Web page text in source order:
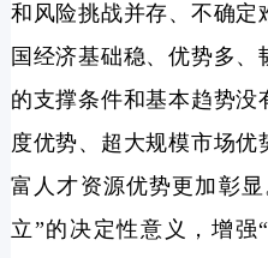
和风险挑战并存、不确定
国经济基础稳、优势多
的支撑条件和基本趋势没
度优势、超大规模市场
富人才资源优势更加彰
立”的决定性意义，增强